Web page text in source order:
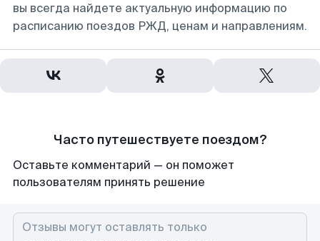
вы всегда найдете актуальную информацию по
расписанию поездов РЖД, ценам и направлениям.
Часто путешествуете поездом?
Оставьте комментарий — он поможет
пользователям принять решение